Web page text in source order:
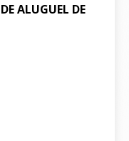
ALUGUEL DE